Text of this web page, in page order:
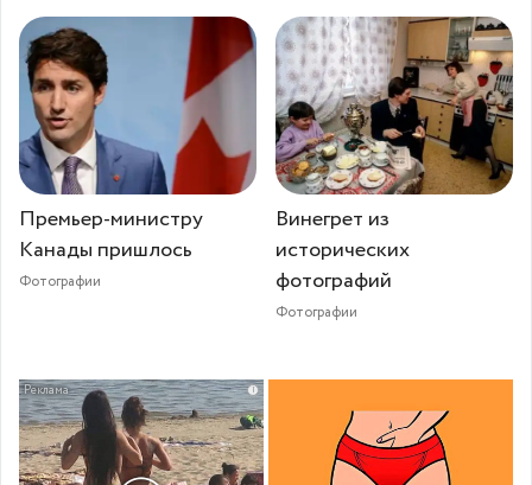
Премьер-министру
Канады пришлось
Фотографии
Винегрет из
исторических
фотографий
Фотографии
i